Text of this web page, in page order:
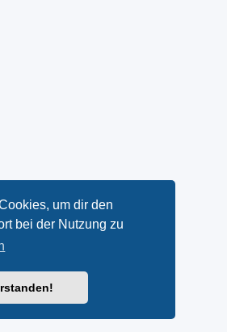
um dir den
bei der Nutzung zu